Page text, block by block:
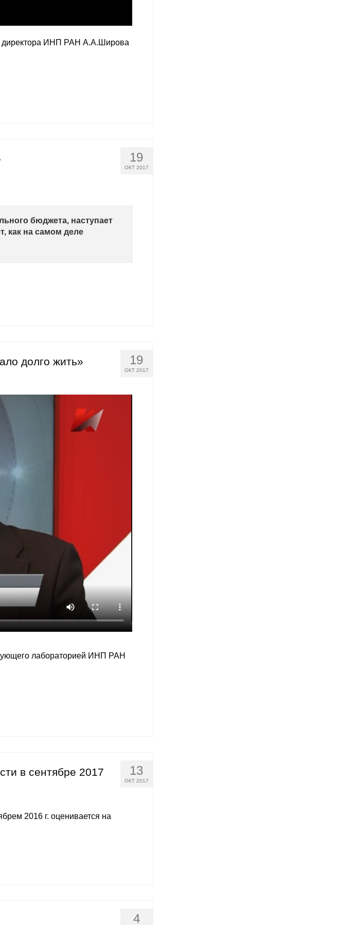
директора ИНП РАН А.А.Широва
19
ОКТ 2017
бюджета, наступает
как на самом деле
19
ОКТ 2017
долго жить»
лабораторией ИНП РАН
13
ОКТ 2017
в сентябре 2017
2016 г. оценивается на
4